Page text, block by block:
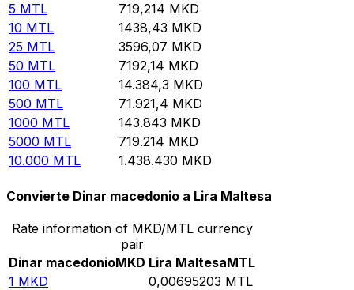
5 MTL 719,214 MKD
10 MTL 1438,43 MKD
25 MTL 3596,07 MKD
50 MTL 7192,14 MKD
100 MTL 14.384,3 MKD
500 MTL 71.921,4 MKD
1000 MTL 143.843 MKD
5000 MTL 719.214 MKD
10.000 MTL 1.438.430 MKD
Convierte Dinar macedonio a Lira Maltesa
Rate information of MKD/MTL currency
pair
Dinar macedonioMKD Lira MaltesaMTL
1 MKD 0,00695203 MTL